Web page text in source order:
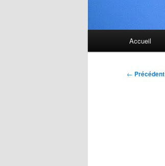
Accueil
Navigation
← Précédent